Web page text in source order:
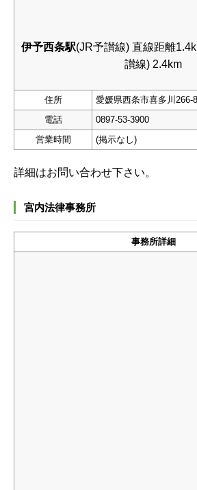
伊予西条駅(JR予讃線) 直線距離
讃線) 2.4km
住所
愛媛県西条市喜多川266-8
電話
0897-53-3900
営業時間
(掲示なし)
詳細はお問い合わせ下さい。
宮内法律事務所
事務所詳細